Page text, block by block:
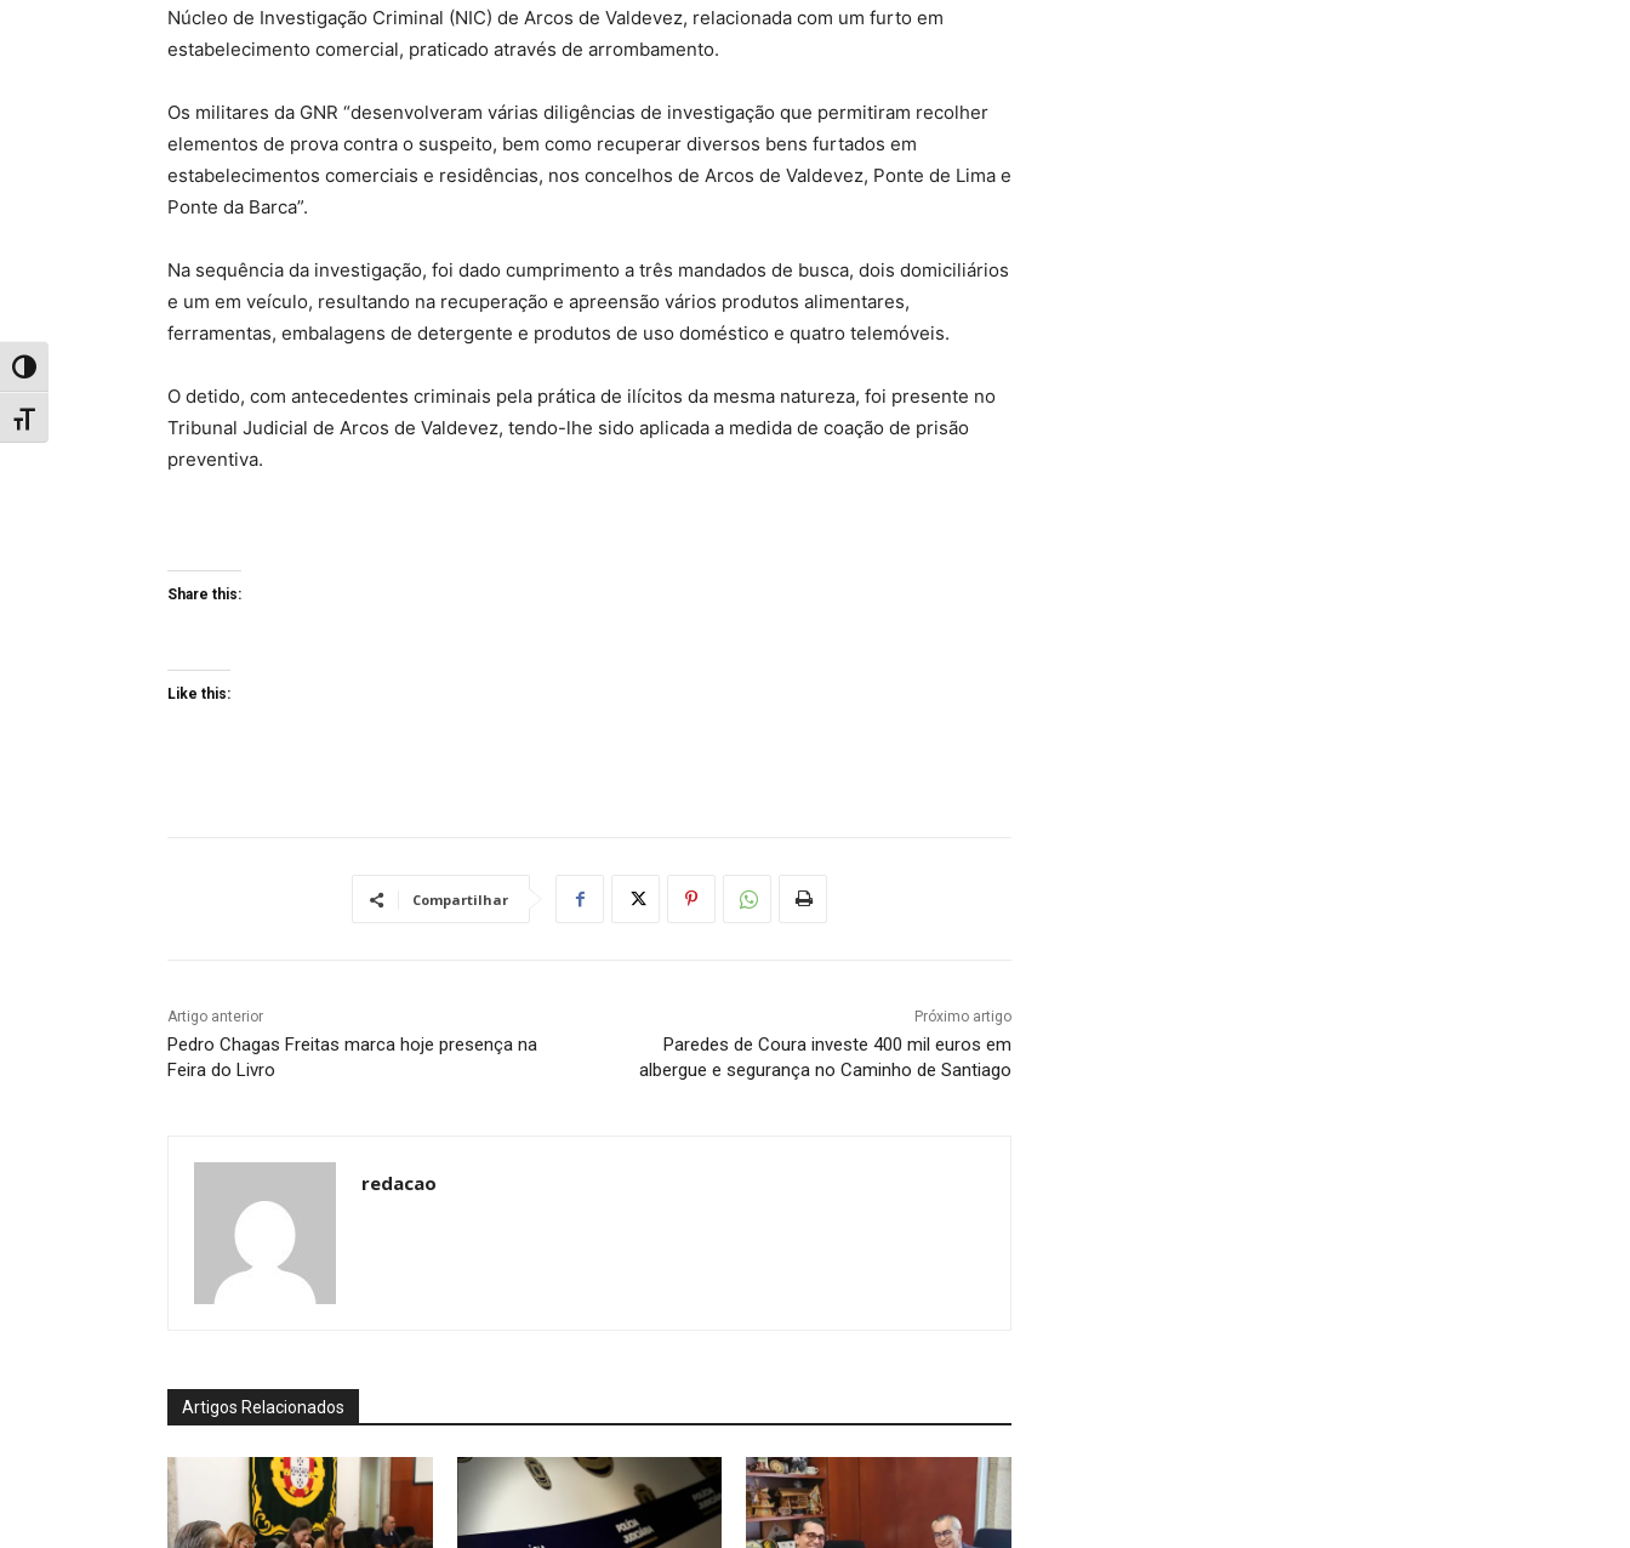
Toggle High Contrast
Toggle Font size
Núcleo de Investigação Criminal (NIC) de Arcos de Valdevez, relacionada com um furto em
estabelecimento comercial, praticado através de arrombamento.
Os militares da GNR “desenvolveram várias diligências de investigação que permitiram recolher
elementos de prova contra o suspeito, bem como recuperar diversos bens furtados em
estabelecimentos comerciais e residências, nos concelhos de Arcos de Valdevez, Ponte de Lima e
Ponte da Barca”.
Na sequência da investigação, foi dado cumprimento a três mandados de busca, dois domiciliários
e um em veículo, resultando na recuperação e apreensão vários produtos alimentares,
ferramentas, embalagens de detergente e produtos de uso doméstico e quatro telemóveis.
O detido, com antecedentes criminais pela prática de ilícitos da mesma natureza, foi presente no
Tribunal Judicial de Arcos de Valdevez, tendo-lhe sido aplicada a medida de coação de prisão
preventiva.
Share this:
Like this:
Compartilhar
Artigo anterior
Pedro Chagas Freitas marca hoje presença na
Feira do Livro
Próximo artigo
Paredes de Coura investe 400 mil euros em
albergue e segurança no Caminho de Santiago
redacao
Artigos Relacionados